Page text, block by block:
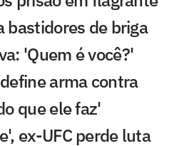
bastidores de briga
'Quem é você?'
arma contra
que ele faz'
ex-UFC perde luta